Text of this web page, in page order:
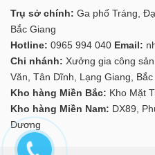
Trụ sở chính: Ga phố Tráng,
Bắc Giang
Hotline: 0965 994 040 Email:
Chi nhánh: Xưởng gia công
Văn, Tân Dĩnh, Lạng Giang, Bắc
Kho hàng Miền Bắc: Kho Mặt
Kho hàng Miền Nam: DX89,
Dương